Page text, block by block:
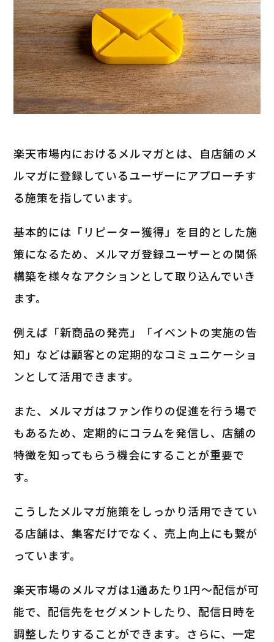
楽天市場内におけるメルマガとは、自店舗のメ
ルマガに登録しているユーザーにアプローチす
る施策を指しています。
基本的には「リピーター獲得」を目的とした施
策になるため、メルマガ登録ユーザーとの関係
構築を様々なアクションとして取り込んでいき
ます。
例えば「新商品の発売」「イベントの実施の告
知」などは顧客との定期的なコミュニケーショ
ンとして活用できます。
また、メルマガはファン作りの促進を行う場で
もあるため、定期的にコラムを発信し、店舗の
特徴を知ってもらう機会にすることが重要で
す。
こうしたメルマガ施策をしっかり活用できてい
る店舗は、集客だけでなく、売上向上にも繋が
っています。
楽天市場のメルマガは1通あたり1円～配信が可
能で、配信先をセグメントしたり、配信日時を
調整したりすることができます。さらに、一定